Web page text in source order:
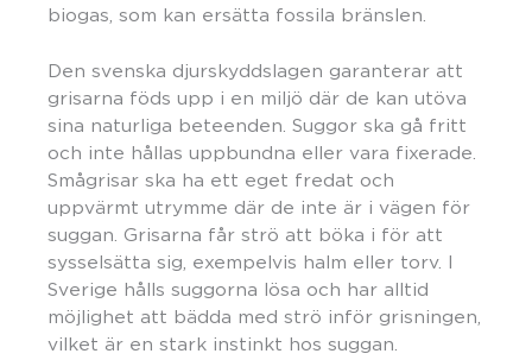
biogas, som kan ersätta fossila bränslen.
Den svenska djurskyddslagen garanterar att
grisarna föds upp i en miljö där de kan utöva
sina naturliga beteenden. Suggor ska gå fritt
och inte hållas uppbundna eller vara fixerade.
Smågrisar ska ha ett eget fredat och
uppvärmt utrymme där de inte är i vägen för
suggan. Grisarna får strö att böka i för att
sysselsätta sig, exempelvis halm eller torv. I
Sverige hålls suggorna lösa och har alltid
möjlighet att bädda med strö inför grisningen,
vilket är en stark instinkt hos suggan.